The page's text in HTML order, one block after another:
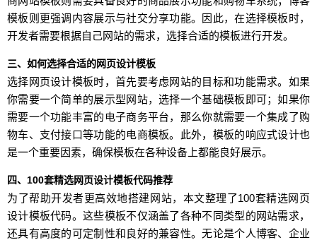
模板则更强调内容展示与社交分享功能。因此，在选择模板时，
开发者需要根据自己网站的需求，选择合适的模板进行开发。
三、如何选择合适的网页设计模板
选择网页设计模板时，首先要考虑网站的目标和功能需求。如果
你需要一个简单的展示型网站，选择一个基础模板即可；如果你
需要一个功能丰富的电子商务平台，那么你就需要一个集成了购
物车、支付接口等功能的电商模板。此外，模板的响应式设计也
是一个重要因素，确保模板在各种设备上都能良好展示。
四、100套精选网页设计模板代码推荐
为了帮助开发者更高效地搭建网站，本文整理了100套精选网页
设计模板代码。这些模板不仅涵盖了各种不同类型的网站需求，
还具有高度的可定制性和良好的兼容性。无论是个人博客、企业